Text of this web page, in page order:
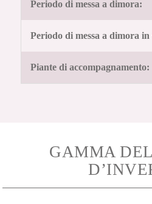
Periodo di messa a dimora:
Periodo di messa a dimora in
Piante di accompagnamento:
GAMMA